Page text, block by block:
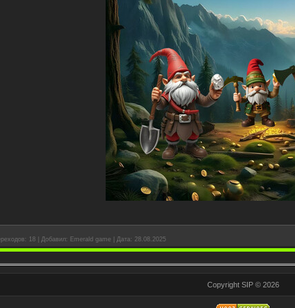
18 Добавил: Emerald game Дата: 28.08.2025
Copyright SIP © 2026